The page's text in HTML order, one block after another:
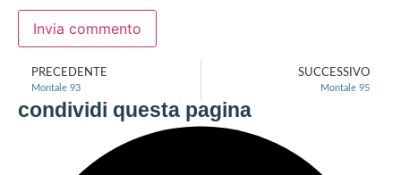
PRECEDENTE
Montale 93
SUCCESSIVO
Montale 95
condividi questa pagina